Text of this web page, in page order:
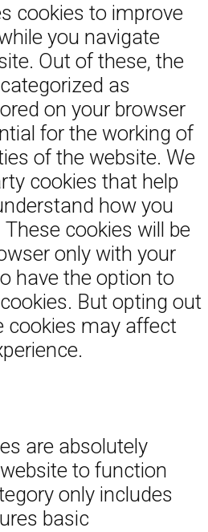
cookies to improve
you navigate
Out of these, the
as
on your browser
for the working of
of the website. We
cookies that help
how you
cookies will be
only with your
have the option to
But opting out
cookies may affect
are absolutely
to function
only includes
basic